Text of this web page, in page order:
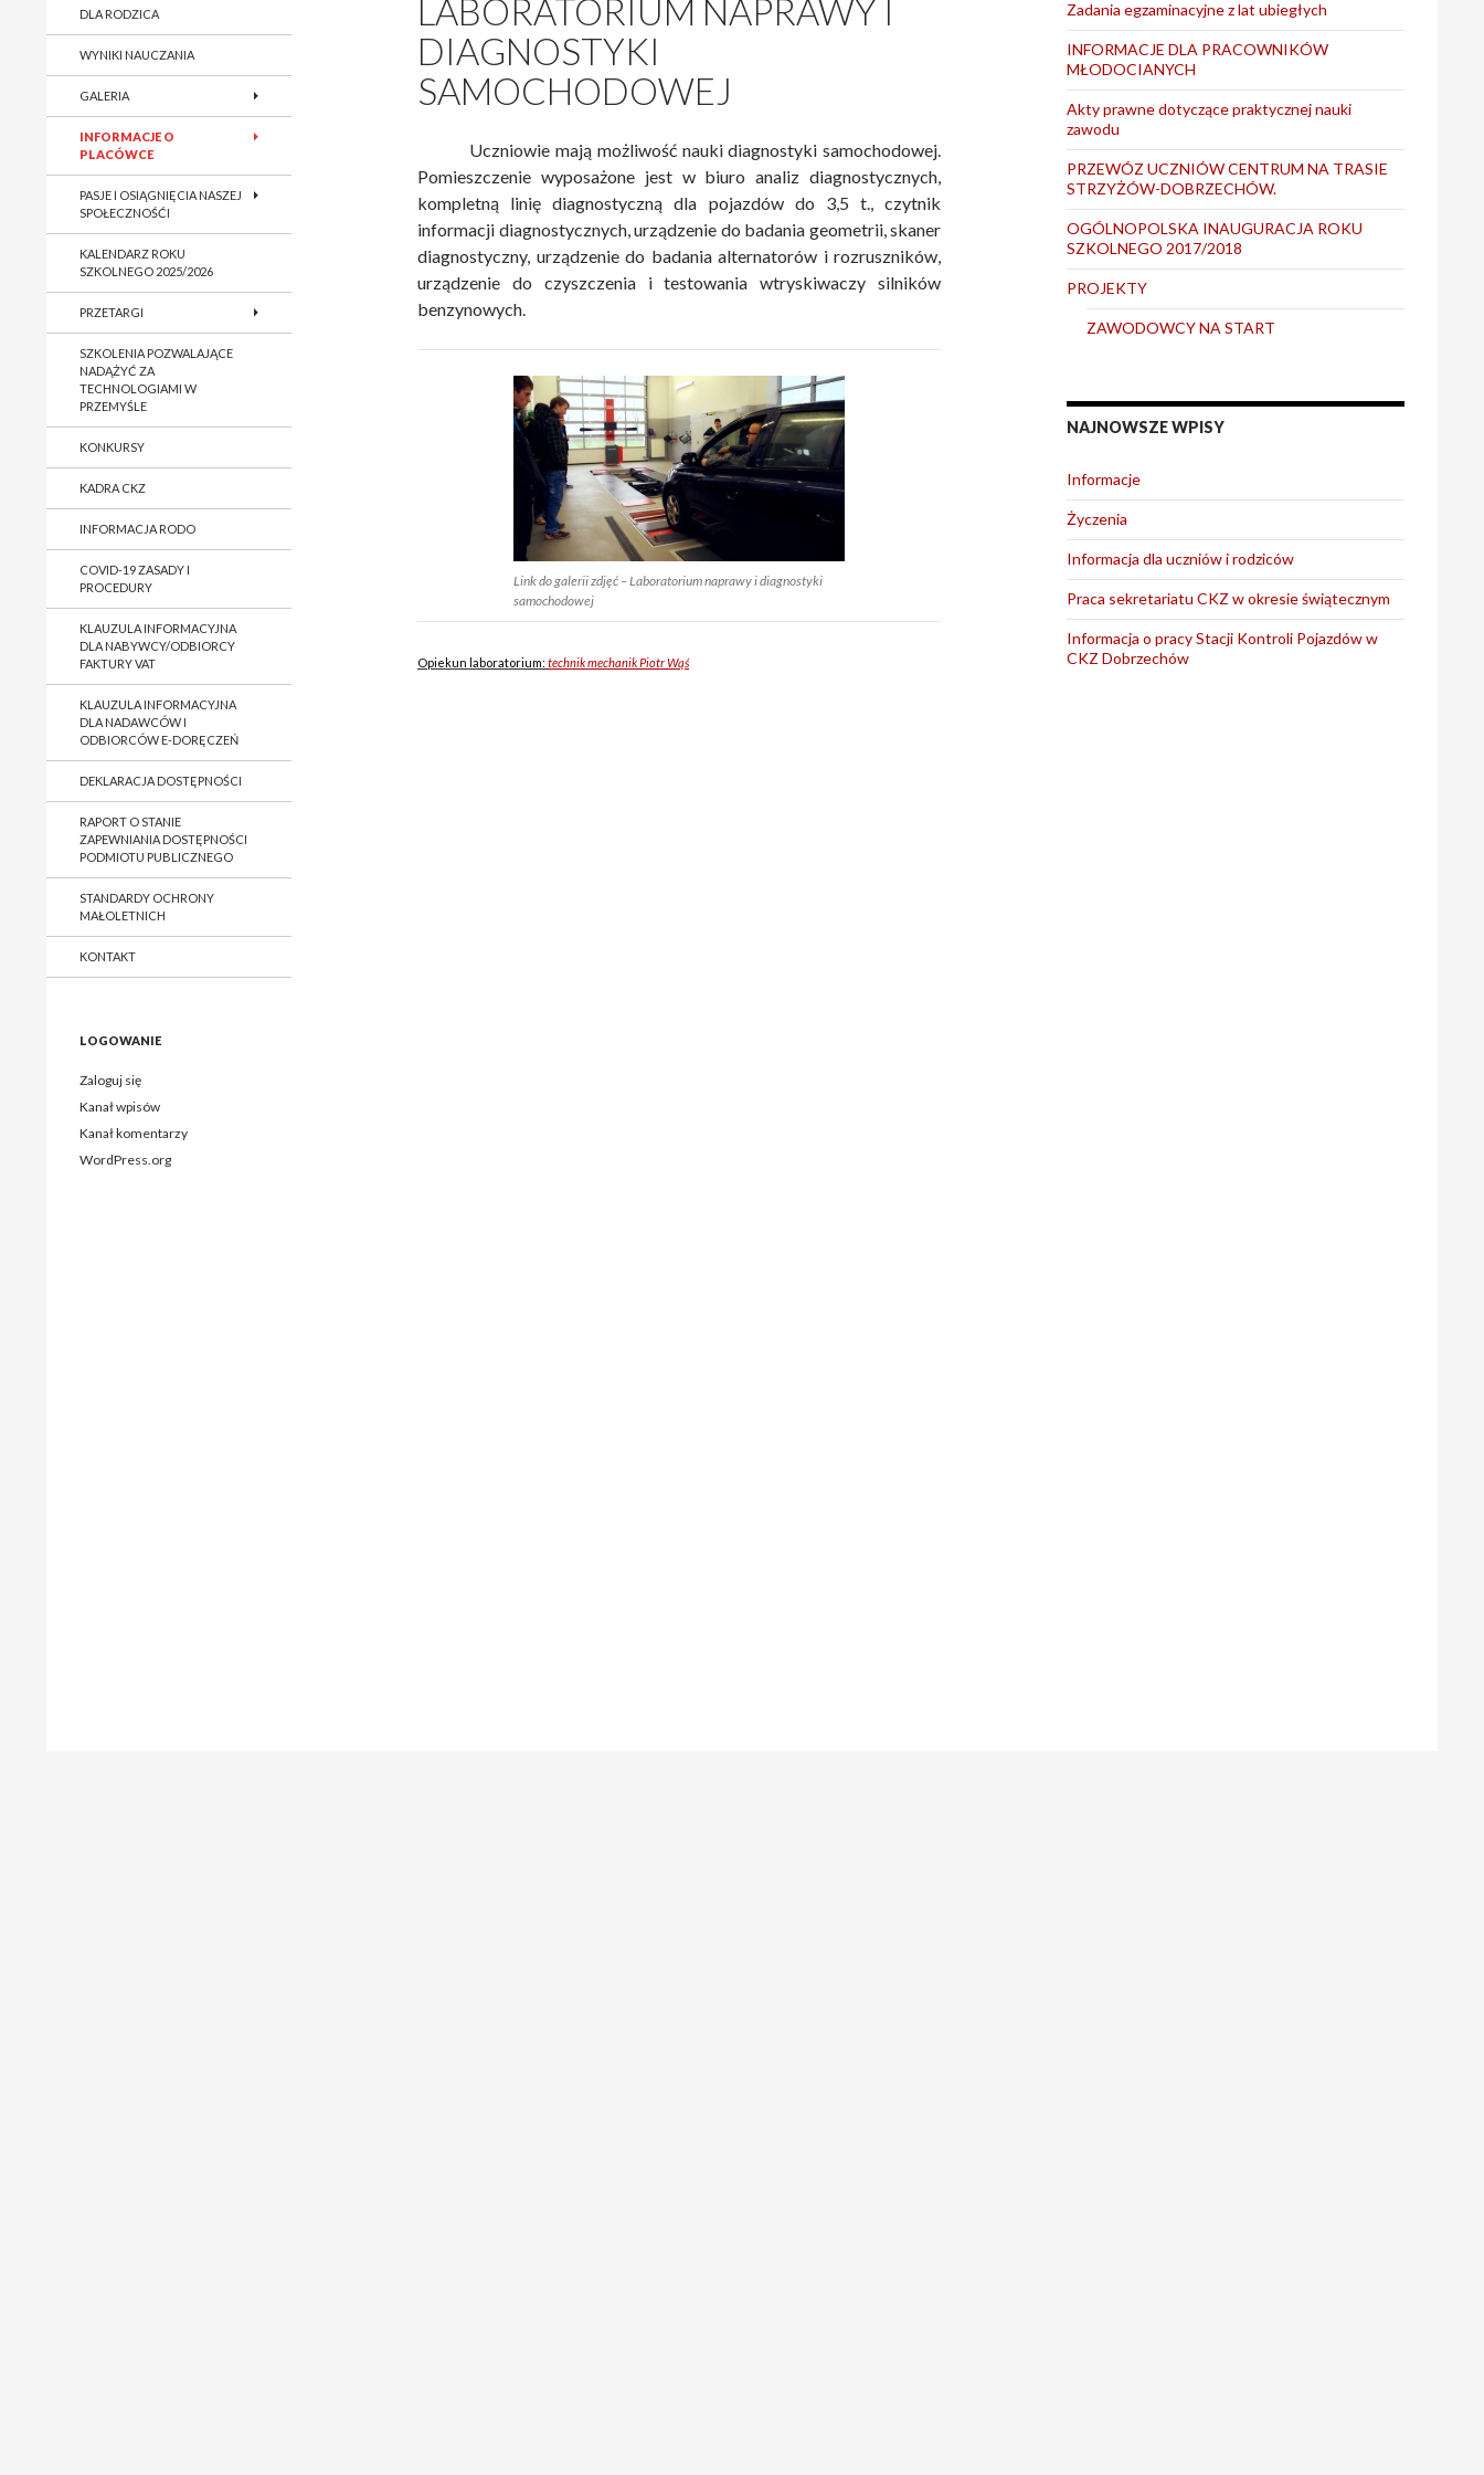
LABORATORIUM NAPRAWY I
DIAGNOSTYKI
SAMOCHODOWEJ
Uczniowie mają możliwość nauki diagnostyki samochodowej.
Pomieszczenie wyposażone jest w biuro analiz diagnostycznych,
kompletną linię diagnostyczną dla pojazdów do 3,5 t., czytnik
informacji diagnostycznych, urządzenie do badania geometrii, skaner
diagnostyczny, urządzenie do badania alternatorów i rozruszników,
urządzenie do czyszczenia i testowania wtryskiwaczy silników
benzynowych.
Link do galerii zdjęć – Laboratorium naprawy i diagnostyki
samochodowej
Opiekun laboratorium: technik mechanik Piotr Wąś
Zadania egzaminacyjne z lat ubiegłych
INFORMACJE DLA PRACOWNIKÓW
MŁODOCIANYCH
Akty prawne dotyczące praktycznej nauki
zawodu
PRZEWÓZ UCZNIÓW CENTRUM NA TRASIE
STRZYŻÓW-DOBRZECHÓW.
OGÓLNOPOLSKA INAUGURACJA ROKU
SZKOLNEGO 2017/2018
PROJEKTY
ZAWODOWCY NA START
NAJNOWSZE WPISY
Informacje
Życzenia
Informacja dla uczniów i rodziców
Praca sekretariatu CKZ w okresie świątecznym
Informacja o pracy Stacji Kontroli Pojazdów w
CKZ Dobrzechów
DLA RODZICA
WYNIKI NAUCZANIA
GALERIA
INFORMACJE O
PLACÓWCE
PASJE I OSIĄGNIĘCIA NASZEJ
SPOŁECZNOŚĆI
KALENDARZ ROKU
SZKOLNEGO 2025/2026
PRZETARGI
SZKOLENIA POZWALAJĄCE
NADĄŻYĆ ZA
TECHNOLOGIAMI W
PRZEMYŚLE
KONKURSY
KADRA CKZ
INFORMACJA RODO
COVID-19 ZASADY I
PROCEDURY
KLAUZULA INFORMACYJNA
DLA NABYWCY/ODBIORCY
FAKTURY VAT
KLAUZULA INFORMACYJNA
DLA NADAWCÓW I
ODBIORCÓW E-DORĘCZEŃ
DEKLARACJA DOSTĘPNOŚCI
RAPORT O STANIE
ZAPEWNIANIA DOSTĘPNOŚCI
PODMIOTU PUBLICZNEGO
STANDARDY OCHRONY
MAŁOLETNICH
KONTAKT
LOGOWANIE
Zaloguj się
Kanał wpisów
Kanał komentarzy
WordPress.org